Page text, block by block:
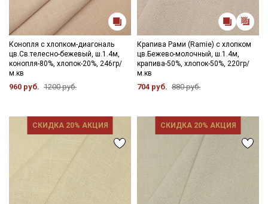
Конопля с хлопком-диагональ
цв.Св.телесно-бежевый, ш.1.4м,
конопля-80%, хлопок-20%, 246гр/
м.кв
960 руб. 1200 руб.
Крапива Рами (Ramie) с хлопком
цв.Бежево-молочный, ш.1.4м,
крапива-50%, хлопок-50%, 220гр/
м.кв
704 руб. 880 руб.
СКИДКА 20% АКЦИЯ СКИДКА 20% АКЦИЯ